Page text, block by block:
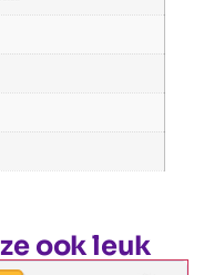
ook leuk